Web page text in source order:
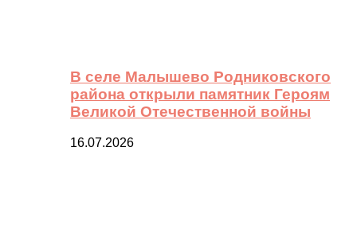
В селе Малышево Родниковского
района открыли памятник Героям
Великой Отечественной войны
16.07.2026